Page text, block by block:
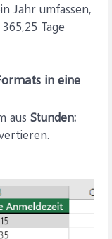
Jahr umfassen,
Tage
in eine
aus Stunden: